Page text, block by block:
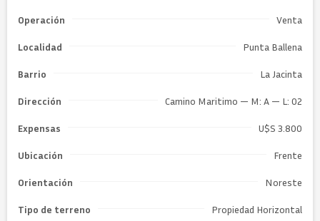
Operación Venta
Localidad Punta Ballena
Barrio La Jacinta
Dirección Camino Maritimo — M: A — L: 02
Expensas U$S 3.800
Ubicación Frente
Orientación Noreste
Tipo de terreno Propiedad Horizontal